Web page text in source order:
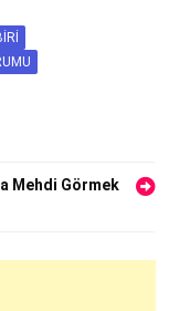
Mehdi Görmek